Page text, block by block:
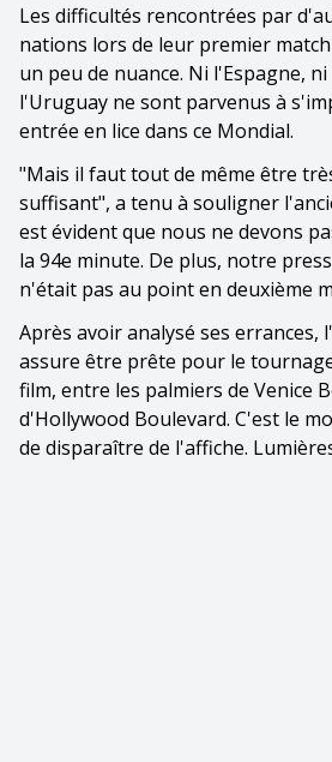
Les difficultés rencontrées par
nations lors de leur premier
un peu de nuance. Ni l'Espagne,
l'Uruguay ne sont parvenus à
entrée en lice dans ce Mondial.
"Mais il faut tout de même être
suffisant", a tenu à souligner
est évident que nous ne devons
la 94e minute. De plus, notre
n'était pas au point en deuxième
Après avoir analysé ses errances,
assure être prête pour le
film, entre les palmiers de Venice
d'Hollywood Boulevard. C'est le
de disparaître de l'affiche.